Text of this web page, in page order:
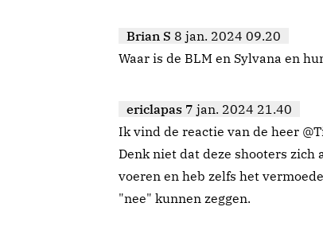
Brian S 8 jan. 2024 09.20
Waar is de BLM en Sylvana en
ericlapas 7 jan. 2024 21.40
Ik vind de reactie van de heer
Denk niet dat deze shooters
voeren en heb zelfs het
"nee" kunnen zeggen.